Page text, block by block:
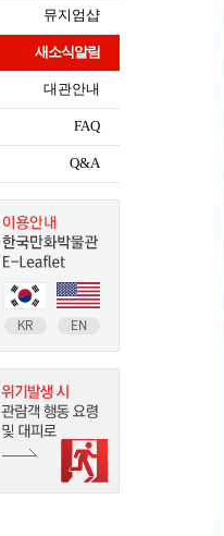
뮤지엄샵
새소식알림
대관안내
FAQ
Q&A